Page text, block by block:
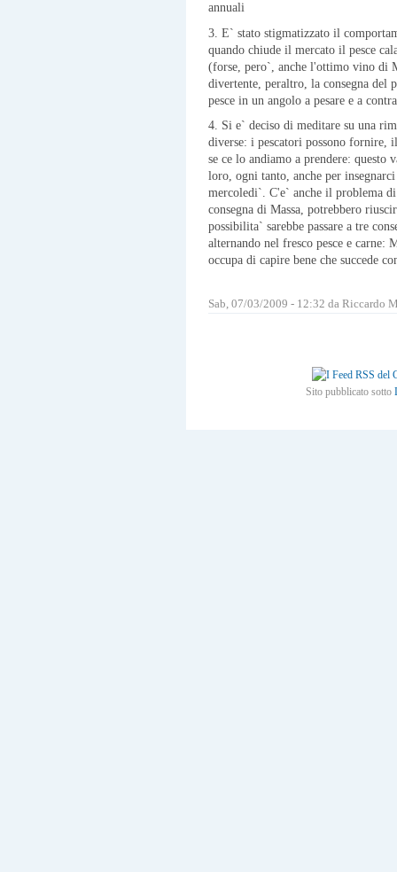
annuali
3. E` stato stigmatizzato il
quando chiude il mercato il pesce
(forse, pero`, anche l'ottimo vino di
divertente, peraltro, la consegna del
pesce in un angolo a pesare e a
4. Si e` deciso di meditare su una
diverse: i pescatori possono fornire,
se ce lo andiamo a prendere: questo
loro, ogni tanto, anche per
mercoledi`. C'e` anche il problema
consegna di Massa, potrebbero
possibilita` sarebbe passare a tre
alternando nel fresco pesce e carne:
occupa di capire bene che succede
Sab, 07/03/2009 - 12:32 da Riccardo
Sito pubblicato sotto